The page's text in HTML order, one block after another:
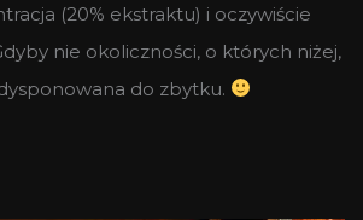
(20% ekstraktu) i oczywiście
nie okoliczności, o których niżej,
do zbytku.